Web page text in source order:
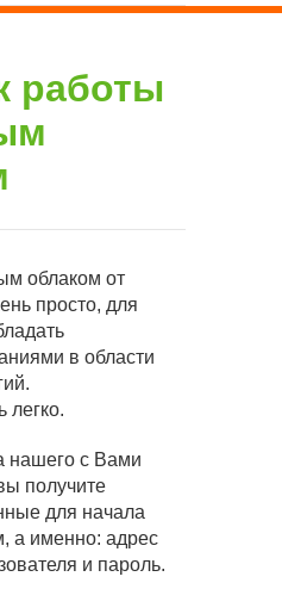
работы
облаком от
просто, для
в области
легко.
с Вами
получите
для начала
а именно: адрес
и пароль.